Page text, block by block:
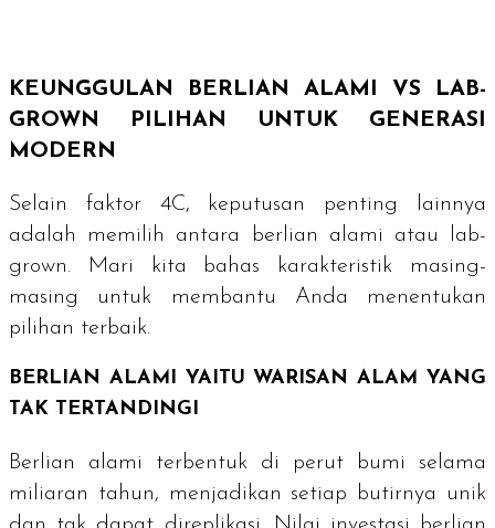
KEUNGGULAN BERLIAN ALAMI VS
LAB-
GROWN
PILIHAN UNTUK GENERASI
MODERN
Selain faktor 4C, keputusan penting lainnya
adalah memilih antara berlian alami atau
lab-
grown. Mari kita bahas karakteristik masing-
masing untuk membantu Anda menentukan
pilihan terbaik.
BERLIAN ALAMI YAITU WARISAN ALAM YANG
TAK TERTANDINGI
Berlian alami terbentuk di perut bumi selama
miliaran tahun, menjadikan setiap butirnya unik